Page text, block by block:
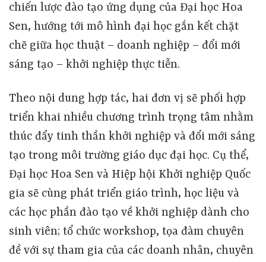
chiến lược đào tạo ứng dụng của Đại học Hoa
Sen, hướng tới mô hình đại học gắn kết chặt
chẽ giữa học thuật – doanh nghiệp – đổi mới
sáng tạo – khởi nghiệp thực tiễn.
Theo nội dung hợp tác, hai đơn vị sẽ phối hợp
triển khai nhiều chương trình trọng tâm nhằm
thúc đẩy tinh thần khởi nghiệp và đổi mới sáng
tạo trong môi trường giáo dục đại học. Cụ thể,
Đại học Hoa Sen và Hiệp hội Khởi nghiệp Quốc
gia sẽ cùng phát triển giáo trình, học liệu và
các học phần đào tạo về khởi nghiệp dành cho
sinh viên; tổ chức workshop, tọa đàm chuyên
đề với sự tham gia của các doanh nhân, chuyên